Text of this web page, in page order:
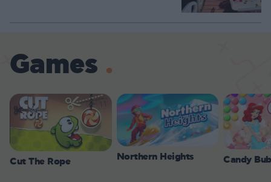
Games
Cut The Rope Northern Heights Candy